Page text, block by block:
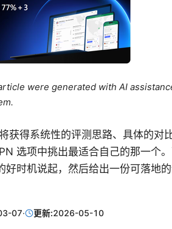
were generated with AI
获得系统性的评测思路、具体的对
选项中挑出最适合自己的那一个
好时机说起，然后给出一份可落地
07· 更新:2026-05-10